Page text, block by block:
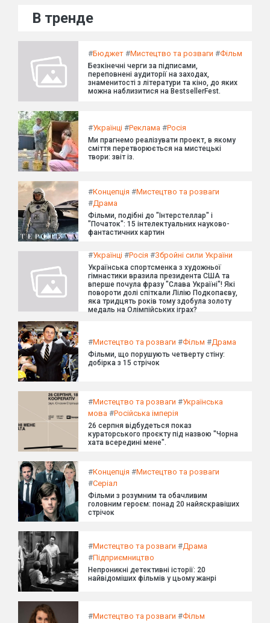
В тренде
#Бюджет #Мистецтво та розваги #Фільм
Безкінечні черги за підписами,
переповнені аудиторії на заходах,
знаменитості з літератури та кіно, до яких
можна наблизитися на BestsellerFest.
#Українці #Реклама #Росія
Ми прагнемо реалізувати проект, в якому
сміття перетворюється на мистецькі
твори: звіт із.
#Концепція #Мистецтво та розваги
#Драма
Фільми, подібні до "Інтерстеллар" і
"Початок": 15 інтелектуальних науково-
фантастичних картин
#Українці #Росія #Збройні сили України
Українська спортсменка з художньої
гімнастики вразила президента США та
вперше почула фразу "Слава Україні"! Які
повороти долі спіткали Лілію Подкопаєву,
яка тридцять років тому здобула золоту
медаль на Олімпійських іграх?
#Мистецтво та розваги #Фільм #Драма
Фільми, що порушують четверту стіну:
добірка з 15 стрічок
#Мистецтво та розваги #Українська
мова #Російська імперія
26 серпня відбудеться показ
кураторського проєкту під назвою "Чорна
хата всередині мене".
#Концепція #Мистецтво та розваги
#Серіал
Фільми з розумним та обачливим
головним героєм: понад 20 найяскравіших
стрічок
#Мистецтво та розваги #Драма
#Підприємництво
Непроникні детективні історії: 20
найвідоміших фільмів у цьому жанрі
#Мистецтво та розваги #Фільм